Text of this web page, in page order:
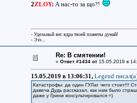
2ZLOY: А нас-то за що?!
- Удельный вес ядра твоей планеты думай!
- Эээ...
Re: В смятении!
« Ответ #1434 от15.05.2019 в
15.05.2019 в 13:06:31, Legend
Катастрофы: да один ГУЛаг чего стоит!!!
давеча Дудь рассказал, как нам было
даже у Грини консультировался =)